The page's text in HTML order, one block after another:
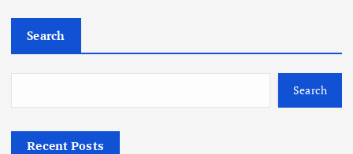
Search
Search
Recent Posts